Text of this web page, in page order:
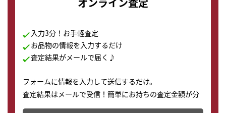
入力3分！お手軽査定
お品物の情報を入力するだけ
査定結果がメールで届く♪
フォームに情報を入力して送信するだけ。
査定結果はメールで受信！簡単にお持ちの査定金額が分
かります。